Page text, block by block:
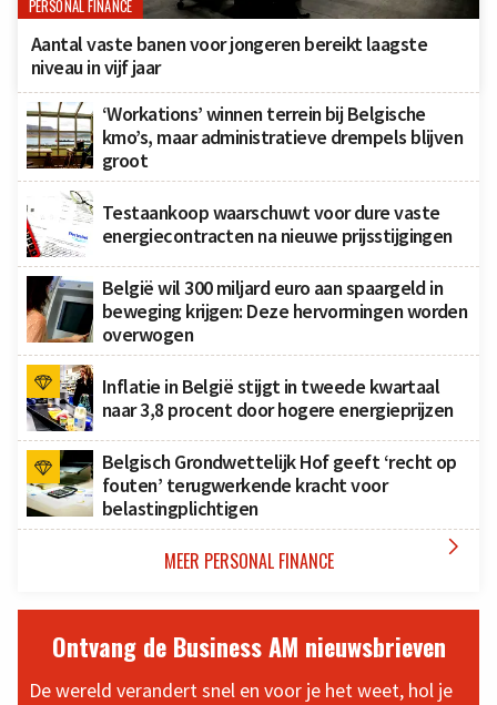
PERSONAL FINANCE
Aantal vaste banen voor jongeren bereikt laagste
niveau in vijf jaar
‘Workations’ winnen terrein bij Belgische
kmo’s, maar administratieve drempels blijven
groot
Testaankoop waarschuwt voor dure vaste
energiecontracten na nieuwe prijsstijgingen
België wil 300 miljard euro aan spaargeld in
beweging krijgen: Deze hervormingen worden
overwogen
Inflatie in België stijgt in tweede kwartaal
naar 3,8 procent door hogere energieprijzen
Belgisch Grondwettelijk Hof geeft ‘recht op
fouten’ terugwerkende kracht voor
belastingplichtigen
MEER PERSONAL FINANCE 
Ontvang de Business AM nieuwsbrieven
De wereld verandert snel en voor je het weet, hol je